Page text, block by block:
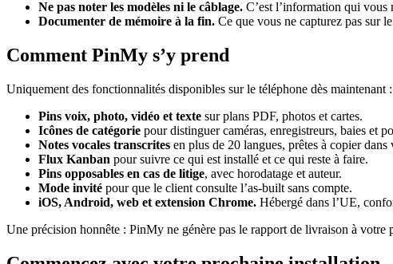
Ne pas noter les modèles ni le câblage. C’est l’information qui vous
Documenter de mémoire à la fin. Ce que vous ne capturez pas sur
Comment PinMy s’y prend
Uniquement des fonctionnalités disponibles sur le téléphone dès maintenant :
Pins voix, photo, vidéo et texte sur plans PDF, photos et cartes.
Icônes de catégorie pour distinguer caméras, enregistreurs, baies et
Notes vocales transcrites en plus de 20 langues, prêtes à copier
Flux Kanban pour suivre ce qui est installé et ce qui reste à faire.
Pins opposables en cas de litige, avec horodatage et auteur.
Mode invité pour que le client consulte l’as-built sans compte.
iOS, Android, web et extension Chrome. Hébergé dans l’UE,
Une précision honnête : PinMy ne génère pas le rapport de livraison à votre